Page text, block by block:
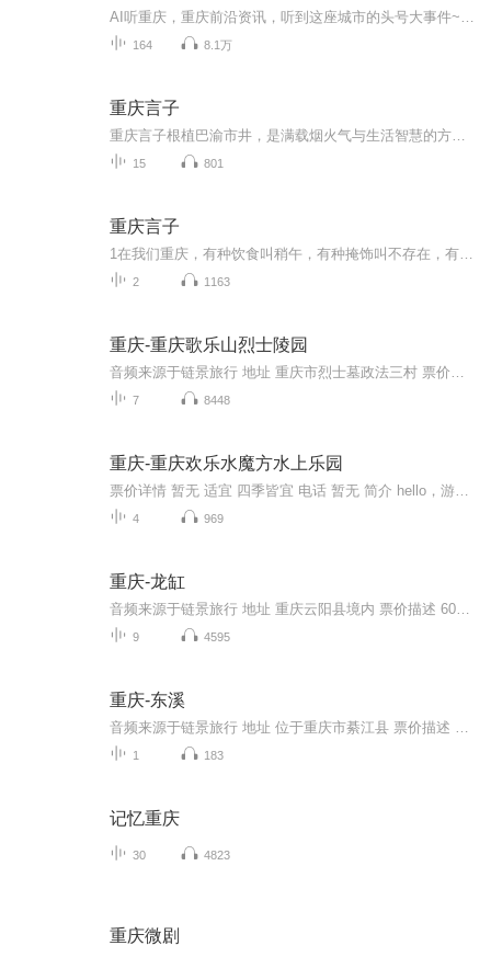
164 8.1万
重庆言子
15 801
重庆言子
2 1163
重庆-重庆歌乐山烈士陵园
7 8448
重庆-重庆欢乐水魔方水上乐园
4 969
重庆-龙缸
9 4595
重庆-东溪
1 183
记忆重庆
30 4823
重庆微剧